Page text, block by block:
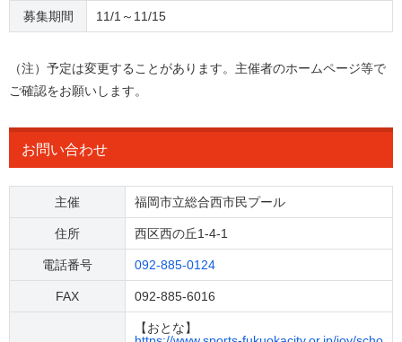
募集期間 11/1～11/15
（注）予定は変更することがあります。主催者のホームページ等で
ご確認をお願いします。
お問い合わせ
主催 福岡市立総合西市民プール
住所 西区西の丘1-4-1
電話番号 092-885-0124
FAX 092-885-6016
【おとな】